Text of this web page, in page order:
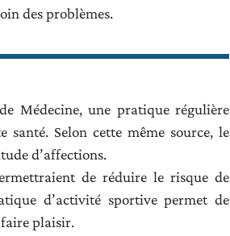
des problèmes.
Médecine, une pratique régulière
santé. Selon cette même source, le
d’affections.
de réduire le risque de
d’activité sportive permet de
faire plaisir.